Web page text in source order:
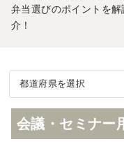
弁当選びのポイントを
介！
会議・セミナー